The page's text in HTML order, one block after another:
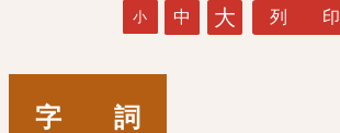
小 中 大 列 印
字 詞